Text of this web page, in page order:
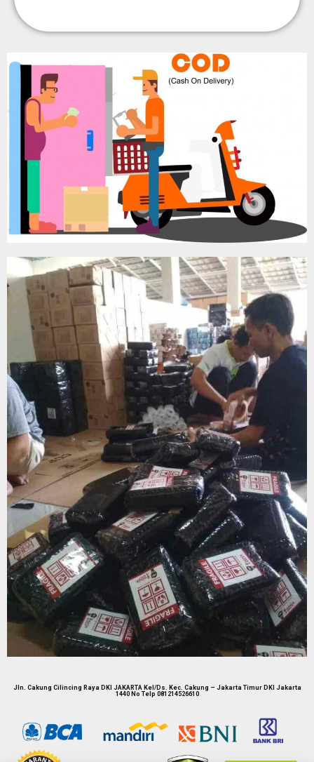
Jln. Cakung Cilincing Raya DKI JAKARTA Kel/Ds. Kec. Cakung – Jakarta Timur DKI Jakarta
1440 No Telp 081214526610